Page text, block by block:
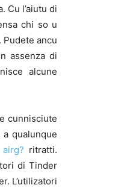
Cu l’aiutu di
chi so u
ancu
assenza di
alcune
cunnisciute
qualunque
ritratti.
di Tinder
L’utilizatori